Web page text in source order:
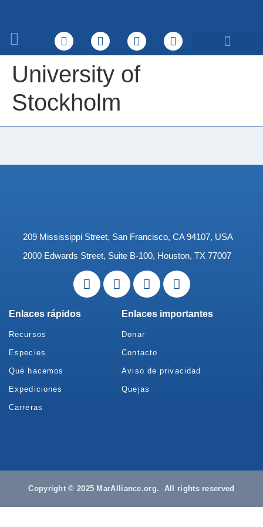
University of
Stockholm
209 Mississippi Street, San Francisco, CA 94107, USA
2000 Edwards Street, Suite B-100, Houston, TX 77007
Enlaces rápidos
Recursos
Especies
Qué hacemos
Expediciones
Carreras
Enlaces importantes
Donar
Contacto
Aviso de privacidad
Quejas
Copyright © 2025 MarAlliance.org. All rights reserved